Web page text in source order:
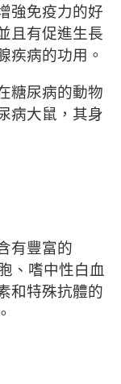
強免疫力的好
且有促進生長
疾病的功用。
糖尿病的動物
病大鼠，其身
有豐富的
、嗜中性白血
和特殊抗體的